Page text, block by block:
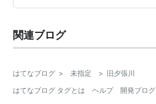
きた人々がいた。越後村という地
人々もこの地にはほとんど住んで
がて付近…
関連ブログ
はてなブログ > 未指定 > 旧夕張川
はてなブログ タグとは
ヘルプ 開発ブログ